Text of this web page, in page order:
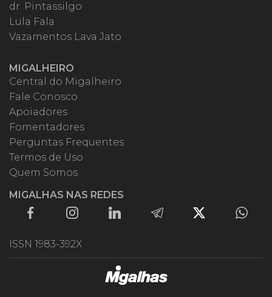
dr. Pintassilgo
Lula Fala
Vazamentos Lava Jato
MIGALHEIRO
Central do Migalheiro
Fale Conosco
Apoiadores
Fomentadores
Perguntas Frequentes
Termos de Uso
Quem Somos
MIGALHAS NAS REDES
ISSN 1983-392X